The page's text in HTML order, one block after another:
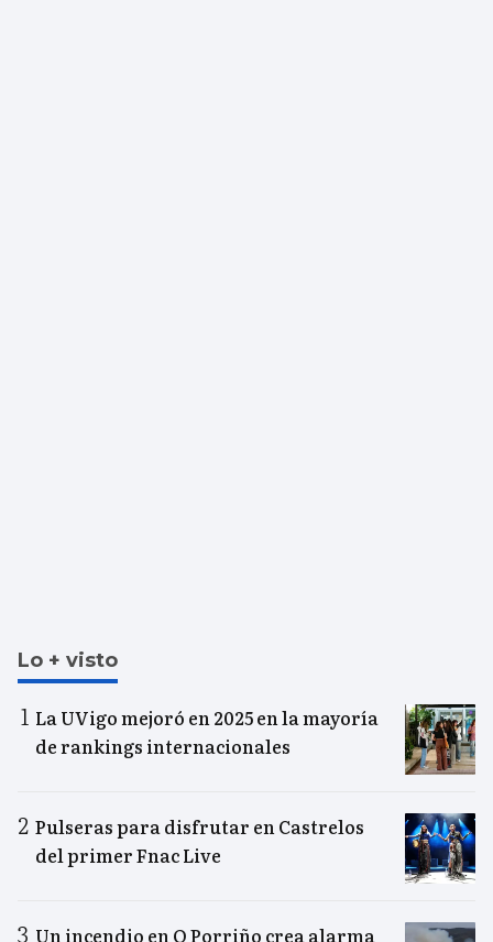
Lo + visto
La UVigo mejoró en 2025 en la mayoría
de rankings internacionales
Pulseras para disfrutar en Castrelos
del primer Fnac Live
Un incendio en O Porriño crea alarma